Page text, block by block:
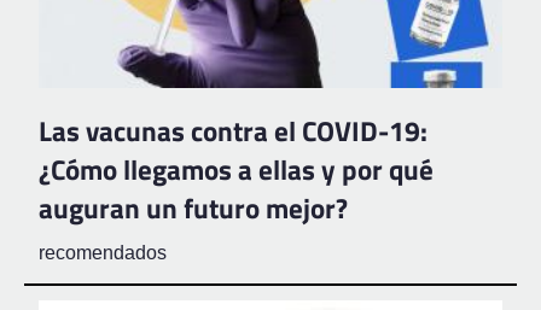
Las vacunas contra el COVID-19:
¿Cómo llegamos a ellas y por qué
auguran un futuro mejor?
recomendados